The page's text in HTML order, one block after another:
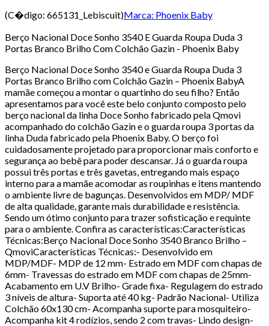
(C�digo: 665131_Lebiscuit)Marca: Phoenix Baby
Berço Nacional Doce Sonho 3540 E Guarda Roupa Duda 3
Portas Branco Brilho Com Colchão Gazin - Phoenix Baby
Berço Nacional Doce Sonho 3540 e Guarda Roupa Duda 3
Portas Branco Brilho com Colchão Gazin – Phoenix BabyA
mamãe começou a montar o quartinho do seu filho? Então
apresentamos para você este belo conjunto composto pelo
berço nacional da linha Doce Sonho fabricado pela Qmovi
acompanhado do colchão Gazin e o guarda roupa 3 portas da
linha Duda fabricado pela Phoenix Baby. O berço foi
cuidadosamente projetado para proporcionar mais conforto e
segurança ao bebê para poder descansar. Já o guarda roupa
possui três portas e três gavetas, entregando mais espaço
interno para a mamãe acomodar as roupinhas e itens mantendo
o ambiente livre de bagunças. Desenvolvidos em MDP/ MDF
de alta qualidade, garante mais durabilidade e resistência.
Sendo um ótimo conjunto para trazer sofisticação e requinte
para o ambiente. Confira as características:Características
Técnicas:Berço Nacional Doce Sonho 3540 Branco Brilho –
QmoviCaracterísticas Técnicas:- Desenvolvido em
MDP/MDF- MDP de 12 mm- Estrado em MDF com chapas de
6mm- Travessas do estrado em MDF com chapas de 25mm-
Acabamento em U.V Brilho- Grade fixa- Regulagem do estrado
3 níveis de altura- Suporta até 40 kg- Padrão Nacional- Utiliza
Colchão 60x130 cm- Acompanha suporte para mosquiteiro-
Acompanha kit 4 rodízios, sendo 2 com travas- Lindo design-